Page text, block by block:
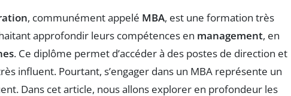
, communément appelé MBA, est une formation très
approfondir leurs compétences en management, en
. Ce diplôme permet d’accéder à des postes de direction et
influent. Pourtant, s’engager dans un MBA représente un
Dans cet article, nous allons explorer en profondeur les